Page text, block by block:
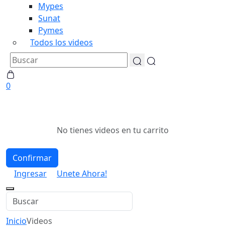
Mypes
Sunat
Pymes
Todos los videos
0
No tienes videos en tu carrito
Confirmar
Ingresar
Unete Ahora!
InicioVideos